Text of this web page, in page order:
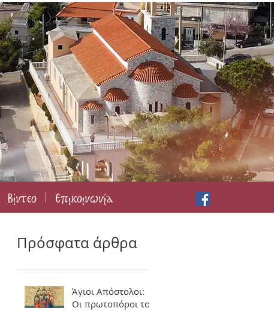
Βίντεο Επικοινωνία
Πρόσφατα άρθρα
Άγιοι Απόστολοι:
Οι πρωτοπόροι του